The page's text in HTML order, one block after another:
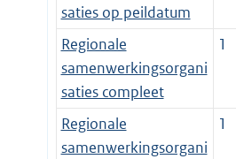
saties op peildatum
Regionale
samenwerkingsorgani
saties compleet
1
Regionale
samenwerkingsorgani
1